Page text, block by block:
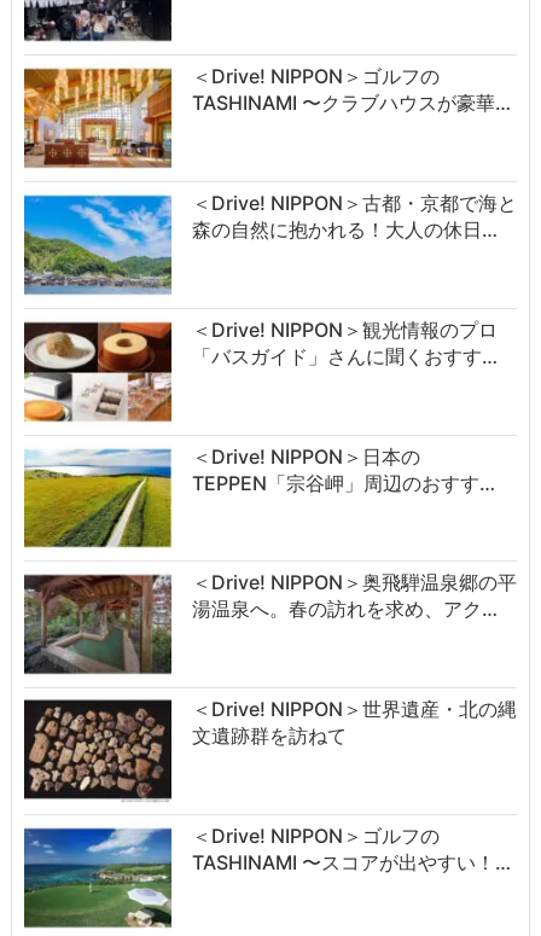
＜Drive! NIPPON＞ゴルフの
TASHINAMI 〜クラブハウスが豪華…
＜Drive! NIPPON＞古都・京都で海と
森の自然に抱かれる！大人の休日…
＜Drive! NIPPON＞観光情報のプロ
「バスガイド」さんに聞くおすす…
＜Drive! NIPPON＞日本の
TEPPEN「宗谷岬」周辺のおすす…
＜Drive! NIPPON＞奥飛騨温泉郷の平
湯温泉へ。春の訪れを求め、アク…
＜Drive! NIPPON＞世界遺産・北の縄
文遺跡群を訪ねて
＜Drive! NIPPON＞ゴルフの
TASHINAMI 〜スコアが出やすい！…